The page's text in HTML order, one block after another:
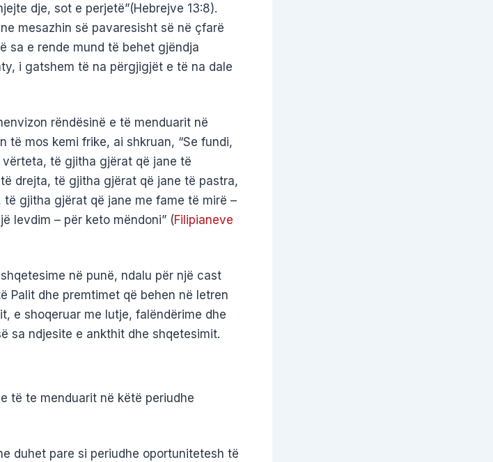
dje, sot e perjetë”(Hebrejve 13:8).
mesazhin së pavaresisht së në çfarë
sa e rende mund të behet gjëndja
i gatshem të na përgjigjët e të na dale
rëndësinë e të menduarit në
të mos kemi frike, ai shkruan, “Se fundi,
të gjitha gjërat që jane të
drejta, të gjitha gjërat që jane të pastra,
gjitha gjërat që jane me fame të mirë –
levdim – për keto mëndoni” (Filipianeve
në punë, ndalu për një cast
Palit dhe premtimet që behen në letren
e shoqeruar me lutje, falëndërime dhe
sa ndjesite e ankthit dhe shqetesimit.
të te menduarit në këtë periudhe
duhet pare si periudhe oportunitetesh të